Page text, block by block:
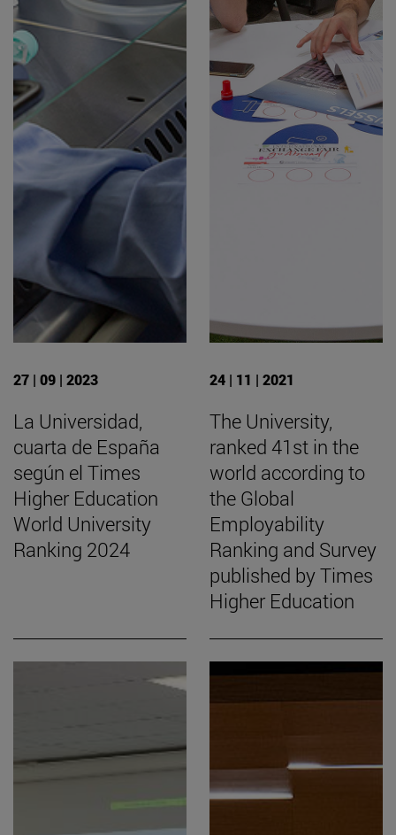
27 | 09 | 2023
La Universidad,
cuarta de España
según el Times
Higher Education
World University
Ranking 2024
24 | 11 | 2021
The University,
ranked 41st in the
world according to
the Global
Employability
Ranking and Survey
published by Times
Higher Education